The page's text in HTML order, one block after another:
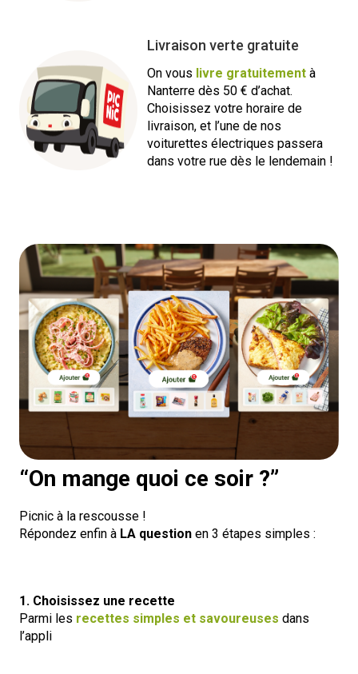
Livraison verte gratuite
On vous livre gratuitement à
Nanterre dès 50 € d’achat.
Choisissez votre horaire de
livraison, et l’une de nos
voiturettes électriques passera
dans votre rue dès le lendemain !
“On mange quoi ce soir ?”
Picnic à la rescousse !
Répondez enfin à LA question en 3 étapes simples :
1. Choisissez une recette
Parmi les recettes simples et savoureuses dans
l’appli